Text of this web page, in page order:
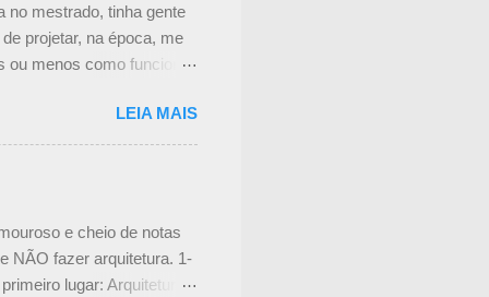
...
no mestrado, tinha gente
projetar, na época, me
menos como funciona
por ele? Passo 1:
até dizer quando um
nem quer dizer que
E, fundamental, é a eta...
LEIA MAIS
e cheio de notas
NÃO fazer arquitetura. 1-
lugar: Arquitetura